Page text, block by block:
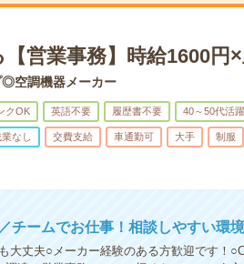
営業事務】時給1600円
◎空調機器メーカー
クOK 英語不要 履歴書不要 40～50代活躍
なし 交費支給 車通勤可 大手 制服
チームでお仕事！相談しやすい環
大丈夫○メーカー経験のある方歓迎です！